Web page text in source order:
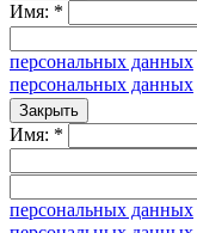
Имя: *
персональных данных
персональных данных
Закрыть
Имя: *
персональных данных